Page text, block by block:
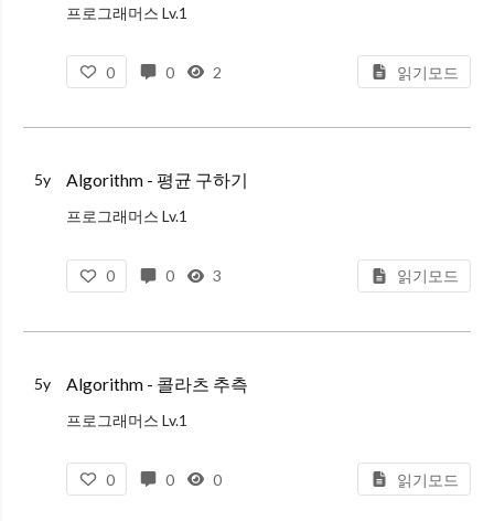
프로그래머스 Lv.1
양의 정수 x가 하샤드 수이려면 x의 자릿수의 합으로 x가 나누어져야 합니다. 예를 들어 18의 자릿수 합은 1+8=9이고, 18은 9로 나누어 떨어지므로 18은 하샤드 수입니다. 자연수 x를 입력
0 0 2 읽기모드
5y Algorithm - 평균 구하기
프로그래머스 Lv.1
정수를 담고 있는 배열 arr의 평균값을 return하는 함수, solution을 완성해보세요.
0 0 3 읽기모드
5y Algorithm - 콜라츠 추측
프로그래머스 Lv.1
1937년 Collatz란 사람에 의해 제기된 이 추측은, 주어진 수가 1이 될때까지 다음 작업을 반복하면, 모든 수를 1로 만들 수 있다는 추측입니다. 작업은 다음과 같습니다.
0 0 0 읽기모드